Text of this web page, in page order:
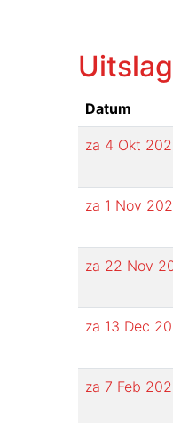
Datum
za 4 Okt
za 1 Nov
za 22 Nov
za 13 Dec
za 7 Feb